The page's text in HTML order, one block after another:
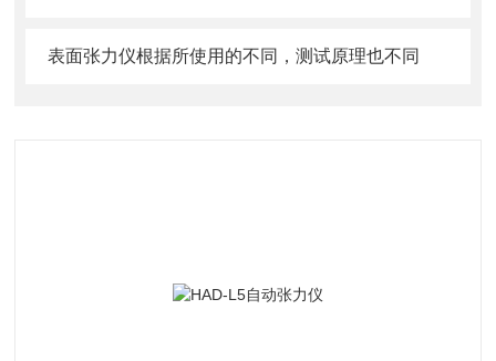
表面张力仪根据所使用的不同，测试原理也不同